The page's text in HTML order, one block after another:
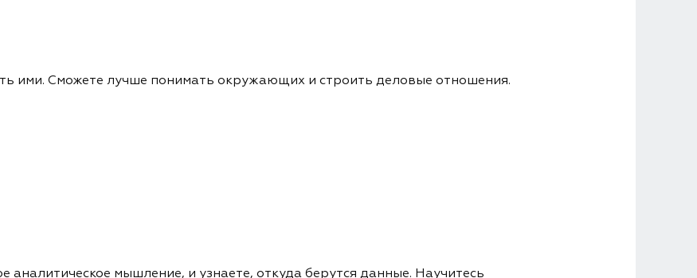
ими. Сможете лучше понимать окружающих и строить деловые отношения.
аналитическое мышление, и узнаете, откуда берутся данные. Научитесь